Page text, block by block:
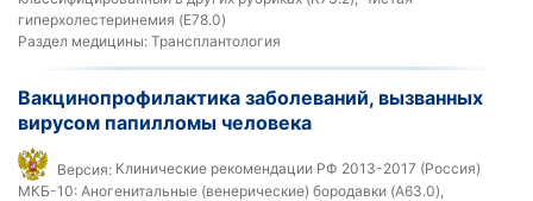
гиперхолестеринемия (E78.0)
Раздел медицины: Трансплантология
Вакцинопрофилактика заболеваний, вызванных
вирусом папилломы человека
Версия: Клинические рекомендации РФ 2013-2017 (Россия)
МКБ-10: Аногенитальные (венерические) бородавки (A63.0),